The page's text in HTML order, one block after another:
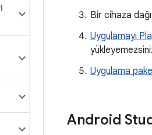
Bir cihaza
Uygulamayı
Uygulama
Android